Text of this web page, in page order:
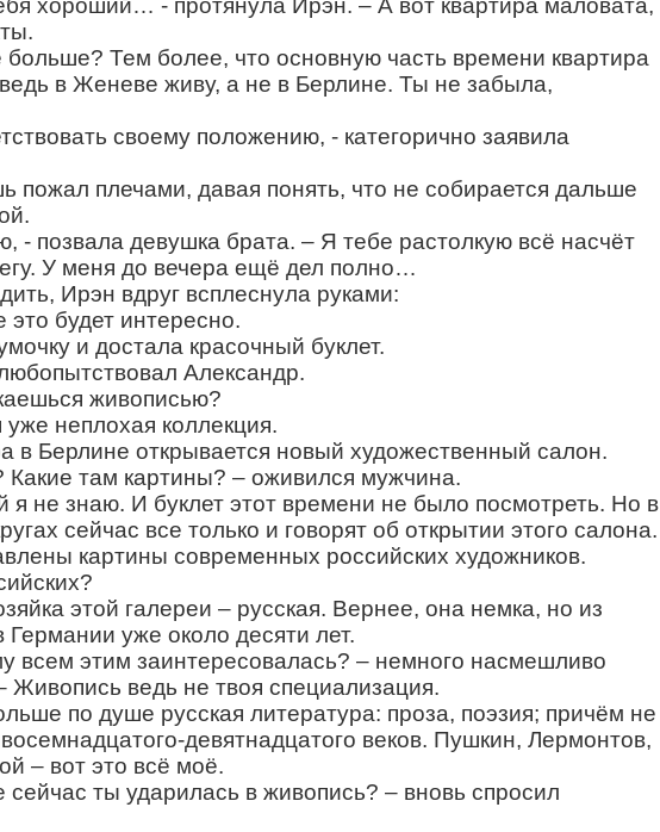
хороший… - протянула Ирэн. – А вот квартира маловата,
Тем более, что основную часть времени квартира
в Женеве живу, а не в Берлине. Ты не забыла,
своему положению, - категорично заявила
пожал плечами, давая понять, что не собирается дальше
- позвала девушка брата. – Я тебе растолкую всё насчёт
У меня до вечера ещё дел полно…
Ирэн вдруг всплеснула руками:
будет интересно.
и достала красочный буклет.
Александр.
живописью?
неплохая коллекция.
в Берлине открывается новый художественный салон.
Какие там картины? – оживился мужчина.
я не знаю. И буклет этот времени не было посмотреть. Но в
сейчас все только и говорят об открытии этого салона.
картины современных российских художников.
этой галереи – русская. Вернее, она немка, но из
уже около десяти лет.
всем этим заинтересовалась? – немного насмешливо
ведь не твоя специализация.
по душе русская литература: проза, поэзия; причём не
девятнадцатого веков. Пушкин, Лермонтов,
– вот это всё моё.
сейчас ты ударилась в живопись? – вновь спросил